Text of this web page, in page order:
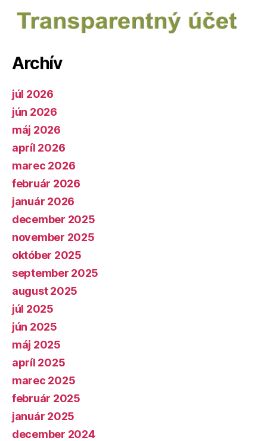
Archív
júl 2026
jún 2026
máj 2026
apríl 2026
marec 2026
február 2026
január 2026
december 2025
november 2025
október 2025
september 2025
august 2025
júl 2025
jún 2025
máj 2025
apríl 2025
marec 2025
február 2025
január 2025
december 2024